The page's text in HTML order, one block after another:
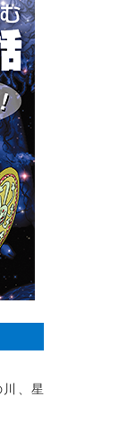
、星